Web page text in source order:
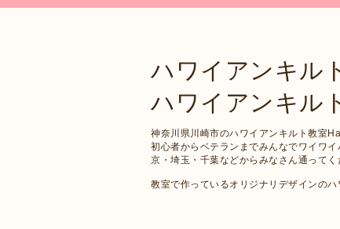
ハワイアンキル
ハワイアンキル
神奈川県川崎市のハワイアンキルト教室
初心者からベテランまでみんなでワイワ
京・埼玉・千葉などからみなさん通ってく
教室で作っているオリジナリデザインの